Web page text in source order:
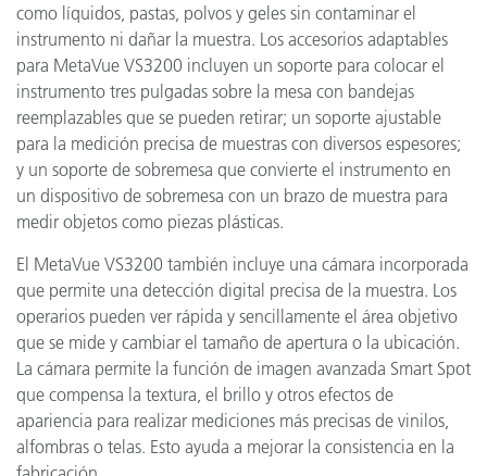
como líquidos, pastas, polvos y geles sin contaminar el
instrumento ni dañar la muestra. Los accesorios adaptables
para MetaVue VS3200 incluyen un soporte para colocar el
instrumento tres pulgadas sobre la mesa con bandejas
reemplazables que se pueden retirar; un soporte ajustable
para la medición precisa de muestras con diversos espesores;
y un soporte de sobremesa que convierte el instrumento en
un dispositivo de sobremesa con un brazo de muestra para
medir objetos como piezas plásticas.
El MetaVue VS3200 también incluye una cámara incorporada
que permite una detección digital precisa de la muestra. Los
operarios pueden ver rápida y sencillamente el área objetivo
que se mide y cambiar el tamaño de apertura o la ubicación.
La cámara permite la función de imagen avanzada Smart Spot
que compensa la textura, el brillo y otros efectos de
apariencia para realizar mediciones más precisas de vinilos,
alfombras o telas. Esto ayuda a mejorar la consistencia en la